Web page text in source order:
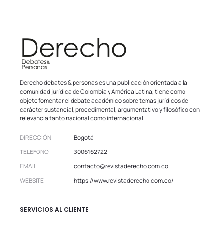
Derecho debates & personas es una publicación orientada a la
comunidad jurídica de Colombia y América Latina, tiene como
objeto fomentar el debate académico sobre temas jurídicos de
carácter sustancial, procedimental, argumentativo y filosófico con
relevancia tanto nacional como internacional.
DIRECCIÓN
Bogotá
TELEFONO
3006162722
EMAIL
contacto@revistaderecho.com.co
WEBSITE
https://www.revistaderecho.com.co/
SERVICIOS AL CLIENTE